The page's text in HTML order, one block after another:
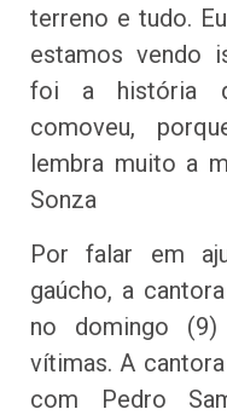
terreno e tudo.
estamos vendo
foi a história
comoveu,
lembra muito a
Sonza
Por falar em
gaúcho, a
no domingo
vítimas. A
com Pedro